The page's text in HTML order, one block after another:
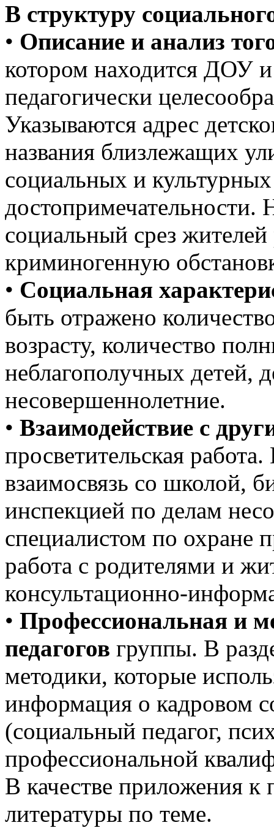
В структуру
• Описание и анализ
котором находится ДОУ
педагогически
Указываются адрес
названия близлежащих
социальных и
социальный срез
криминогенную
• Социальная
быть отражено
возрасту, количество
неблагополучных детей,
несовершеннолетние.
• Взаимодействие с
просветительская
взаимосвязь со школой,
инспекцией по делам
специалистом по охране
работа с родителями и
консультационно-
• Профессиональная и
педагогов группы. В
методики, которые
информация о кадровом
(социальный педагог,
профессиональной
В качестве приложения к
литературы по теме.